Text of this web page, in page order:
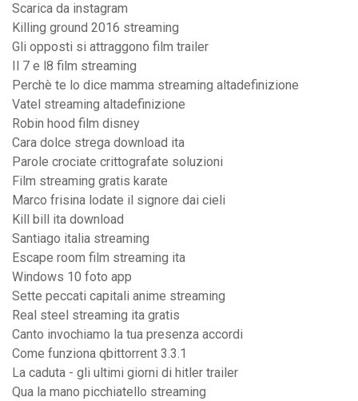
Scarica da instagram
Killing ground 2016 streaming
Gli opposti si attraggono film trailer
Il 7 e l8 film streaming
Perchè te lo dice mamma streaming altadefinizione
Vatel streaming altadefinizione
Robin hood film disney
Cara dolce strega download ita
Parole crociate crittografate soluzioni
Film streaming gratis karate
Marco frisina lodate il signore dai cieli
Kill bill ita download
Santiago italia streaming
Escape room film streaming ita
Windows 10 foto app
Sette peccati capitali anime streaming
Real steel streaming ita gratis
Canto invochiamo la tua presenza accordi
Come funziona qbittorrent 3.3.1
La caduta - gli ultimi giorni di hitler trailer
Qua la mano picchiatello streaming